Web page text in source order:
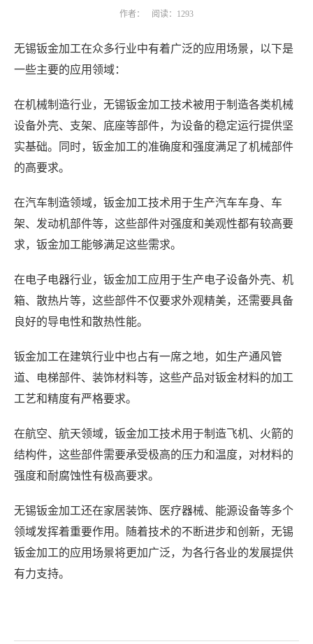
作者： 阅读：1293
无锡钣金加工在众多行业中有着广泛的应用场景，以下是
一些主要的应用领域：
在机械制造行业，无锡钣金加工技术被用于制造各类机械
设备外壳、支架、底座等部件，为设备的稳定运行提供坚
实基础。同时，钣金加工的准确度和强度满足了机械部件
的高要求。
在汽车制造领域，钣金加工技术用于生产汽车车身、车
架、发动机部件等，这些部件对强度和美观性都有较高要
求，钣金加工能够满足这些需求。
在电子电器行业，钣金加工应用于生产电子设备外壳、机
箱、散热片等，这些部件不仅要求外观精美，还需要具备
良好的导电性和散热性能。
钣金加工在建筑行业中也占有一席之地，如生产通风管
道、电梯部件、装饰材料等，这些产品对钣金材料的加工
工艺和精度有严格要求。
在航空、航天领域，钣金加工技术用于制造飞机、火箭的
结构件，这些部件需要承受极高的压力和温度，对材料的
强度和耐腐蚀性有极高要求。
无锡钣金加工还在家居装饰、医疗器械、能源设备等多个
领域发挥着重要作用。随着技术的不断进步和创新，无锡
钣金加工的应用场景将更加广泛，为各行各业的发展提供
有力支持。